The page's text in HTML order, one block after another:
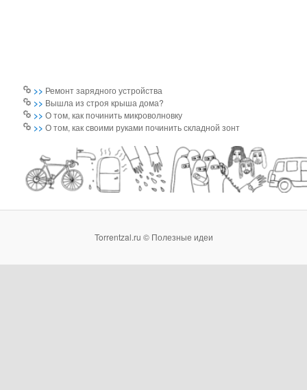
>> Ремонт зарядного устройства
>> Вышла из строя крыша дома?
>>О том, как починить микроволновку
>>О том, как своими руками починить складной зонт
Torrentzal.ru © Полезные идеи